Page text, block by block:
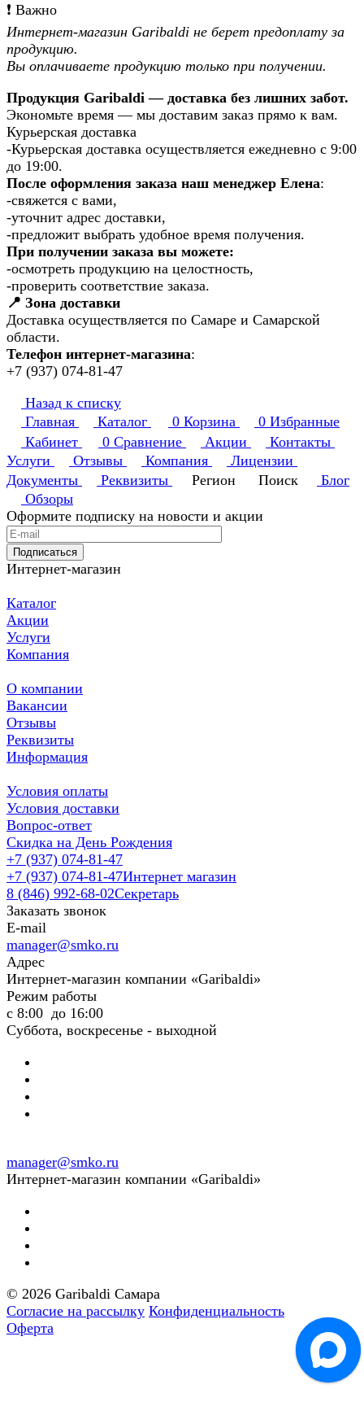
❗️ Важно
Интернет-магазин Garibaldi не берет предоплату за
продукцию.
Вы оплачиваете продукцию только при получении.
Продукция Garibaldi — доставка без лишних забот.
Экономьте время — мы доставим заказ прямо к вам.
Курьерская доставка
-Курьерская доставка осуществляется ежедневно с 9:00
до 19:00.
После оформления заказа наш менеджер Елена:
-свяжется с вами,
-уточнит адрес доставки,
-предложит выбрать удобное время получения.
При получении заказа вы можете:
-осмотреть продукцию на целостность,
-проверить соответствие заказа.
📍 Зона доставки
Доставка осуществляется по Самаре и Самарской
области.
Телефон интернет-магазина:
+7 (937) 074-81-47
Назад к списку
Главная
Каталог 0 Корзина 0 Избранные
Кабинет
0 Сравнение Акции
Контакты
Услуги
Отзывы Компания
Лицензии
Документы
Реквизиты Регион Поиск
Блог
Обзоры
Оформите подписку на новости и акции
Подписаться
Интернет-магазин
Каталог
Акции
Услуги
Компания
О компании
Вакансии
Отзывы
Реквизиты
Информация
Условия оплаты
Условия доставки
Вопрос-ответ
Скидка на День Рождения
+7 (937) 074-81-47
+7 (937) 074-81-47Интернет магазин
8 (846) 992-68-02Секретарь
Заказать звонок
E-mail
manager@smko.ru
Адрес
Интернет-магазин компании «Garibaldi»
Режим работы
с 8:00 до 16:00
Суббота, воскресенье - выходной
manager@smko.ru
Интернет-магазин компании «Garibaldi»
© 2026 Garibaldi Самара
Согласие на рассылку Конфиденциальность
Оферта